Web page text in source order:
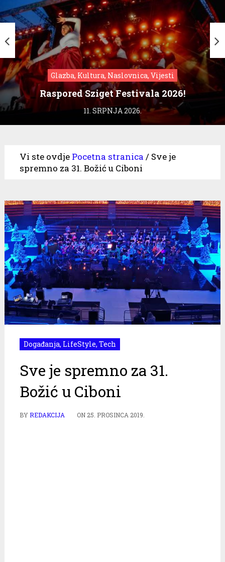
Glazba, Kultura, Naslovnica, Vijesti
Raspored Sziget Festivala 2026!
11. SRPNJA 2026.
Vi ste ovdje Pocetna stranica / Sve je
spremno za 31. Božić u Ciboni
Događanja, LifeStyle, Tech
Sve je spremno za 31.
Božić u Ciboni
BYREDAKCIJA ON 25. PROSINCA 2019.